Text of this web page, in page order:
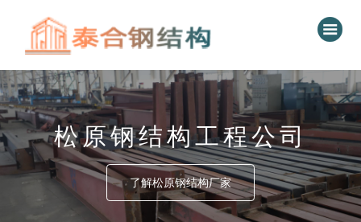
松原钢结构工程公司
了解松原钢结构厂家